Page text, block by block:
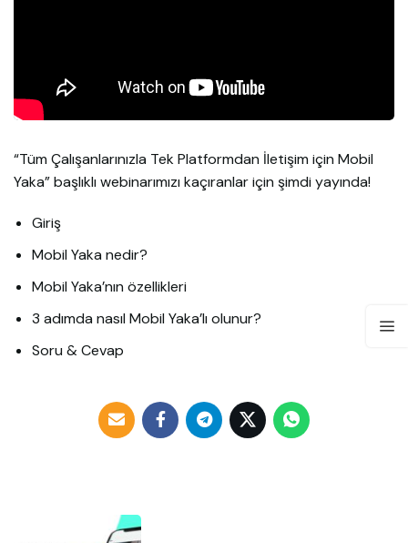
“Tüm Çalışanlarınızla Tek Platformdan İletişim için Mobil
Yaka” başlıklı webinarımızı kaçıranlar için şimdi yayında!
Giriş
Mobil Yaka nedir?
Mobil Yaka’nın özellikleri
3 adımda nasıl Mobil Yaka’lı olunur?
Soru & Cevap